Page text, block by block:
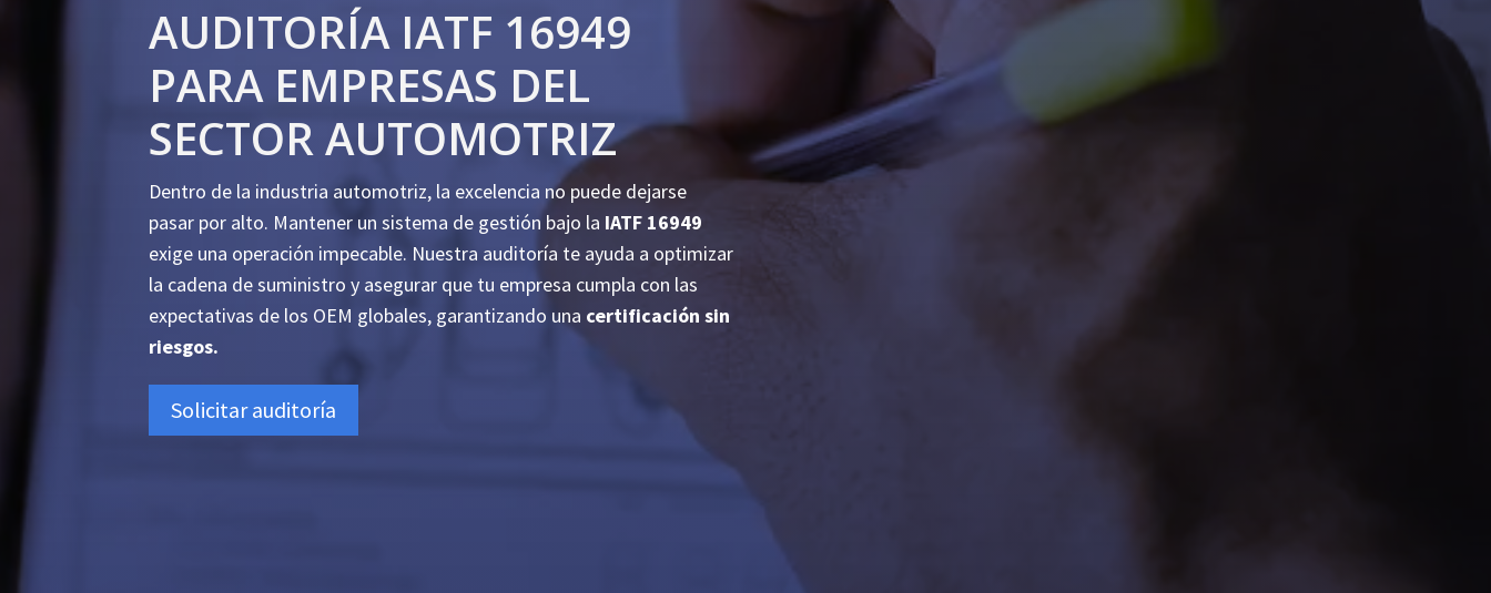
AUDITORÍA IATF 16949
PARA EMPRESAS DEL
SECTOR AUTOMOTRIZ
Dentro de la industria automotriz, la excelencia no puede dejarse
pasar por alto. Mantener un sistema de gestión bajo la IATF 16949
exige una operación impecable. Nuestra auditoría te ayuda a optimizar
la cadena de suministro y asegurar que tu empresa cumpla con las
expectativas de los OEM globales, garantizando una certificación sin
riesgos.
Solicitar auditoría